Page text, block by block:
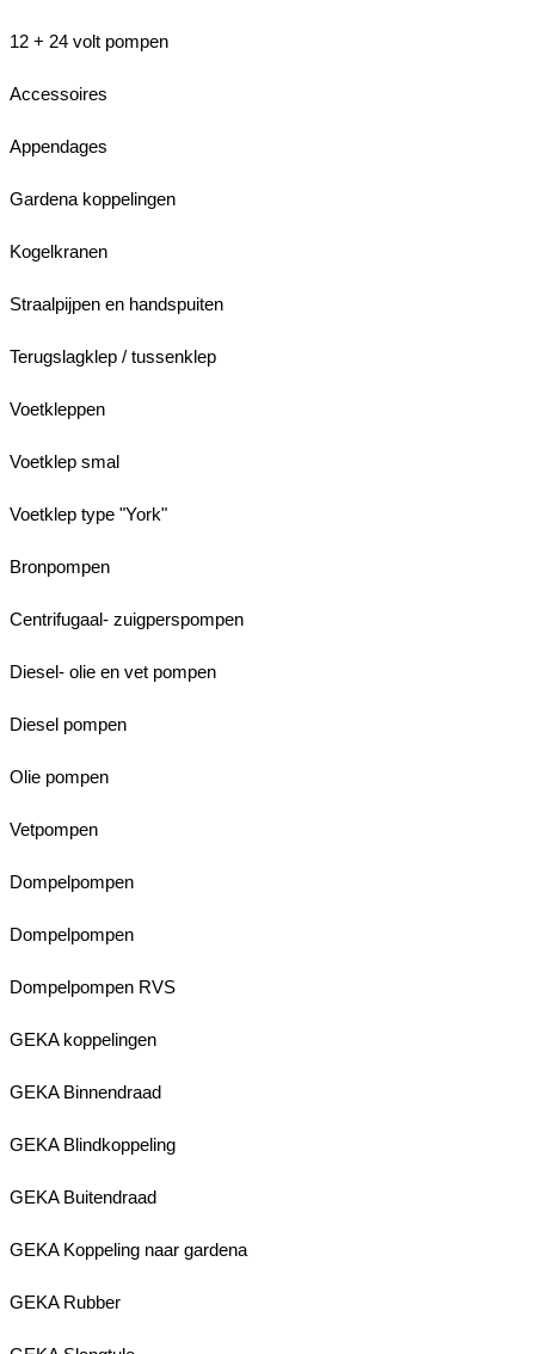
12 + 24 volt pompen
Accessoires
Appendages
Gardena koppelingen
Kogelkranen
Straalpijpen en handspuiten
Terugslagklep / tussenklep
Voetkleppen
Voetklep smal
Voetklep type "York"
Bronpompen
Centrifugaal- zuigperspompen
Diesel- olie en vet pompen
Diesel pompen
Olie pompen
Vetpompen
Dompelpompen
Dompelpompen
Dompelpompen RVS
GEKA koppelingen
GEKA Binnendraad
GEKA Blindkoppeling
GEKA Buitendraad
GEKA Koppeling naar gardena
GEKA Rubber